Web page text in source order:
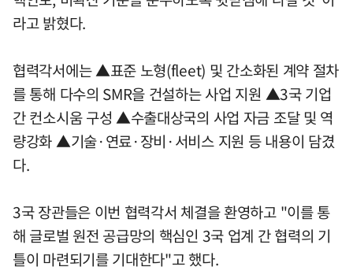
라고 밝혔다.
협력각서에는 ▲표준 노형(fleet) 및 간소화된 계약 절차
를 통해 다수의 SMR을 건설하는 사업 지원 ▲3국 기업
간 컨소시움 구성 ▲수출대상국의 사업 자금 조달 및 역
량강화 ▲기술·연료·장비·서비스 지원 등 내용이 담겼
다.
3국 장관들은 이번 협력각서 체결을 환영하고 "이를 통
해 글로벌 원전 공급망의 핵심인 3국 업계 간 협력의 기
틀이 마련되기를 기대한다"고 했다.